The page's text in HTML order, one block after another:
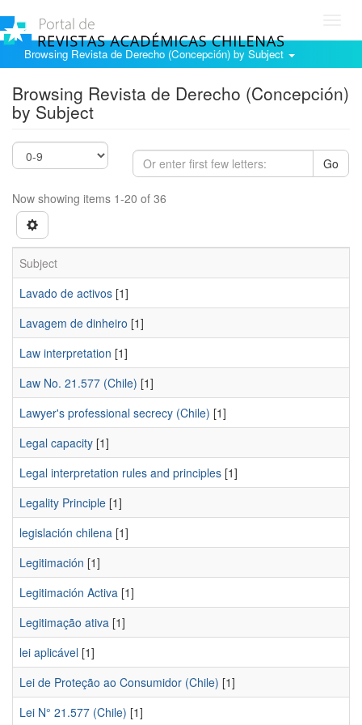
Browsing Revista de Derecho (Concepción) by Subject
Browsing Revista de Derecho (Concepción)
by Subject
Go
Now showing items 1-20 of 36
Subject
Lavado de activos [1]
Lavagem de dinheiro [1]
Law interpretation [1]
Law No. 21.577 (Chile) [1]
Lawyer's professional secrecy (Chile) [1]
Legal capacity [1]
Legal interpretation rules and principles [1]
Legality Principle [1]
legislación chilena [1]
Legitimación [1]
Legitimación Activa [1]
Legitimação ativa [1]
lei aplicável [1]
Lei de Proteção ao Consumidor (Chile) [1]
Lei N° 21.577 (Chile) [1]